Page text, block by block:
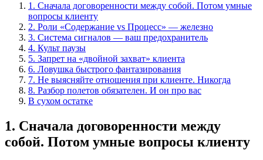
1. Сначала договоренности между собой. Потом умные
вопросы клиенту
2. Роли «Содержание vs Процесс» — железно
3. Система сигналов — ваш предохранитель
4. Культ паузы
5. Запрет на «двойной захват» клиента
6. Ловушка быстрого фантазирования
7. Не выясняйте отношения при клиенте. Никогда
8. Разбор полетов обязателен. И он про вас
В сухом остатке
1. Сначала договоренности между
собой. Потом умные вопросы клиенту